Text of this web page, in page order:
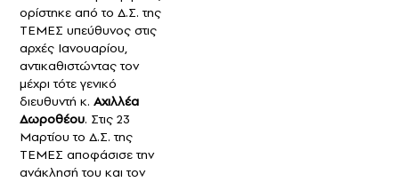
ορίστηκε από το Δ.Σ. της
ΤΕΜΕΣ υπεύθυνος στις
αρχές Ιανουαρίου,
αντικαθιστώντας τον
μέχρι τότε γενικό
διευθυντή κ. Αχιλλέα
Δωροθέου. Στις 23
Μαρτίου το Δ.Σ. της
ΤΕΜΕΣ αποφάσισε την
ανάκλησή του και τον